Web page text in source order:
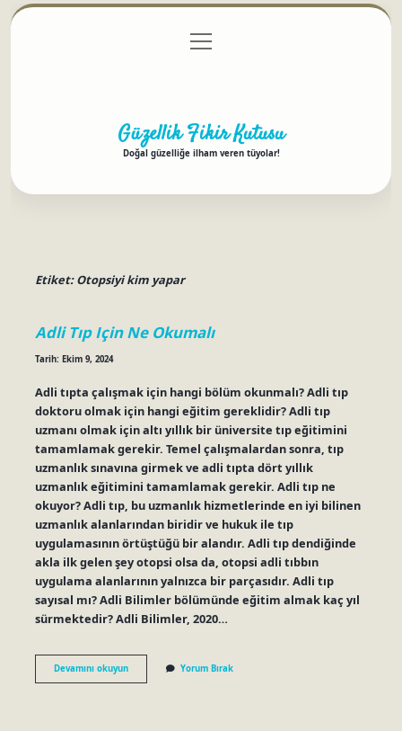
Gizlilik Politikası
menüyü
aç
Güzellik Fikir Kutusu
Doğal güzelliğe ilham veren tüyolar!
Etiket:Otopsiyi kim yapar
Adli Tıp Için Ne Okumalı
Tarih: Ekim 9, 2024
Adli tıpta çalışmak için hangi bölüm okunmalı? Adli tıp
doktoru olmak için hangi eğitim gereklidir? Adli tıp
uzmanı olmak için altı yıllık bir üniversite tıp eğitimini
tamamlamak gerekir. Temel çalışmalardan sonra, tıp
uzmanlık sınavına girmek ve adli tıpta dört yıllık
uzmanlık eğitimini tamamlamak gerekir. Adli tıp ne
okuyor? Adli tıp, bu uzmanlık hizmetlerinde en iyi bilinen
uzmanlık alanlarından biridir ve hukuk ile tıp
uygulamasının örtüştüğü bir alandır. Adli tıp dendiğinde
akla ilk gelen şey otopsi olsa da, otopsi adli tıbbın
uygulama alanlarının yalnızca bir parçasıdır. Adli tıp
sayısal mı? Adli Bilimler bölümünde eğitim almak kaç yıl
sürmektedir? Adli Bilimler, 2020…
Devamını okuyunAdli
Tıp
Yorum Bırak